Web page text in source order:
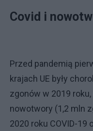
Covid i
Przed pandemią
krajach UE były
zgonów w 2019
nowotwory (1,2 mln
2020 roku COVID-19